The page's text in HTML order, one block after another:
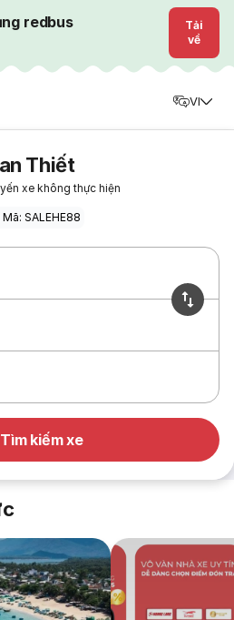
redbus
Tải
về
VI
Thiết
xe không thực hiện
SALEHE88
Tìm kiếm xe